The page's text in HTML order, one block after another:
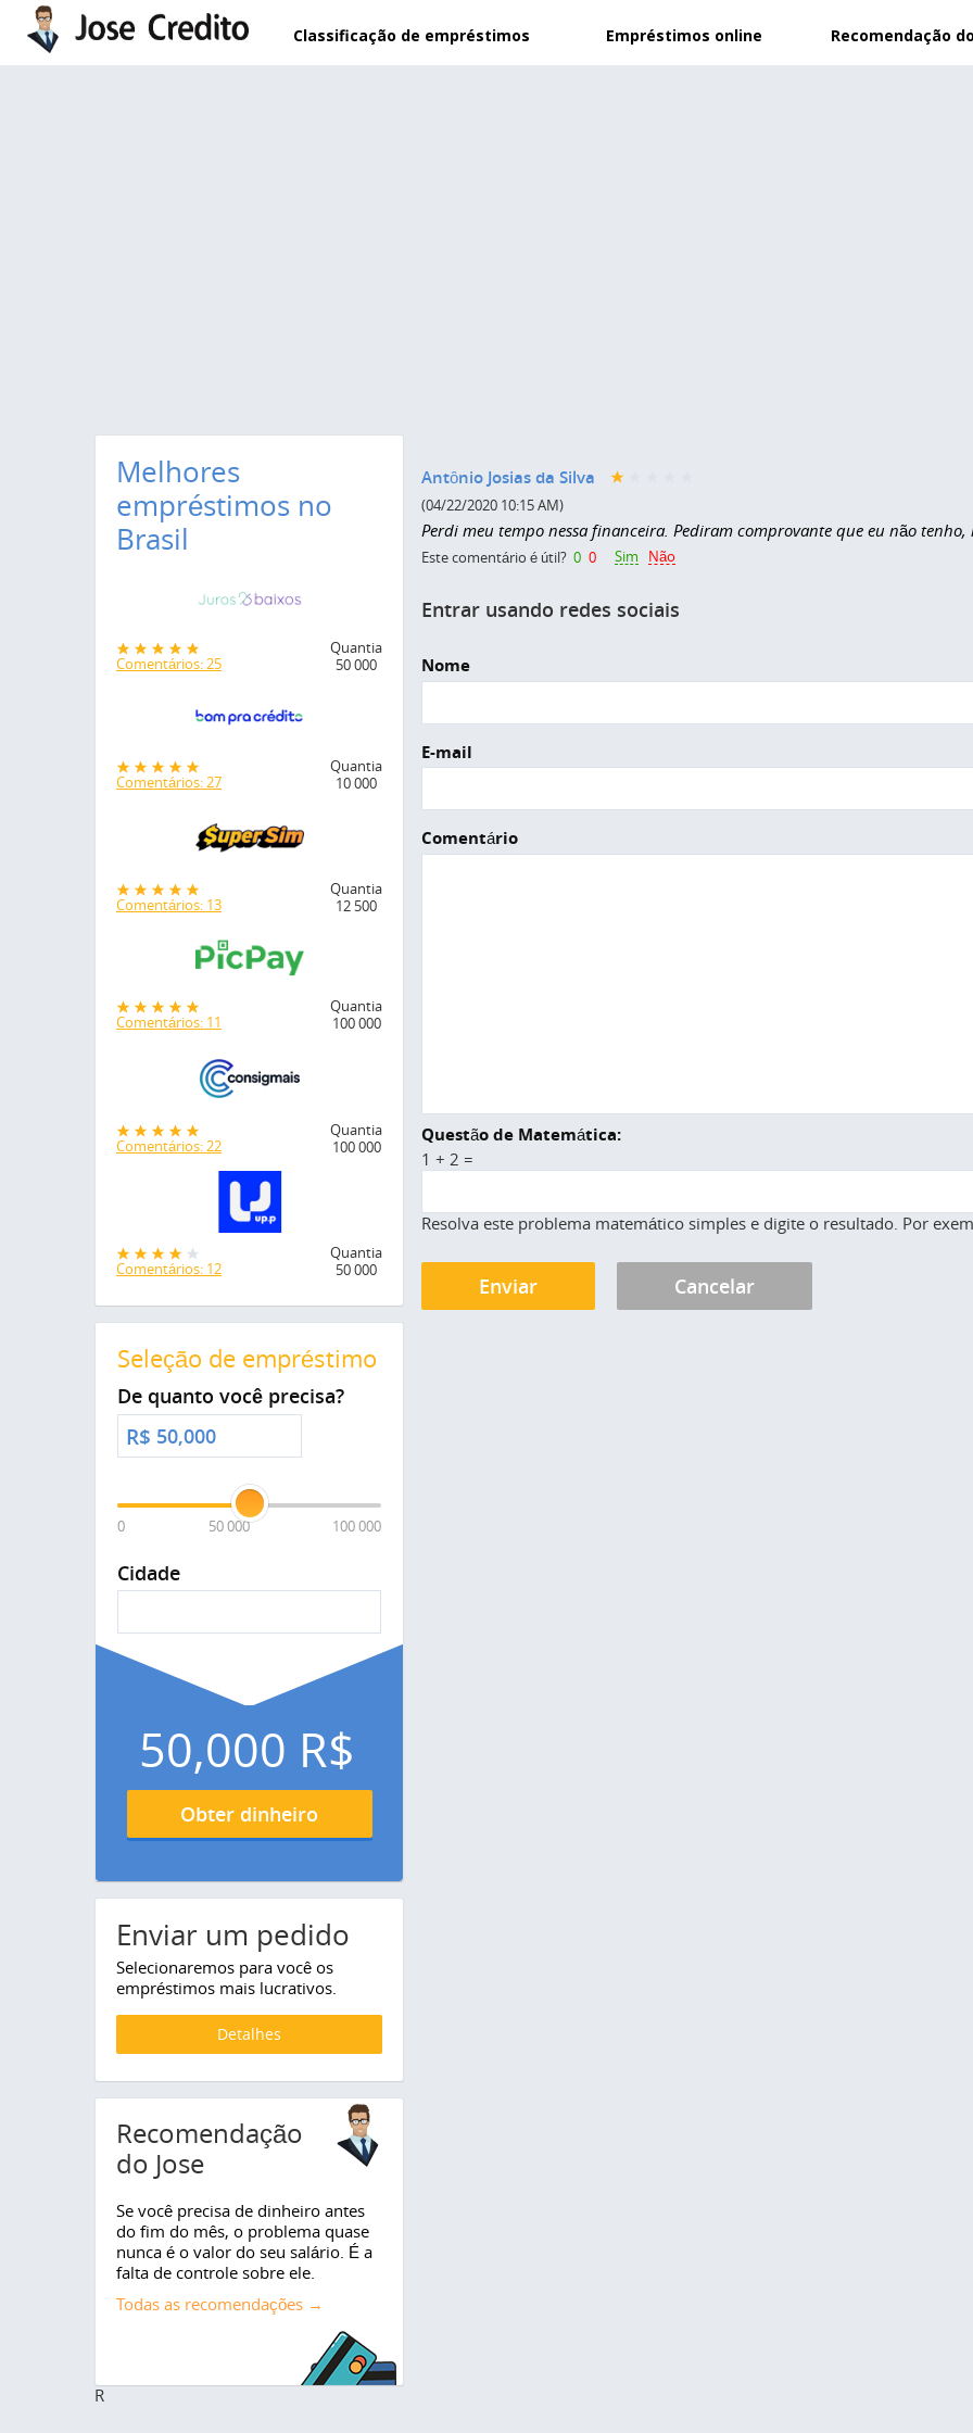
Pular para o conteúdo principal
Classificação de empréstimos Empréstimos online Recomendação
Antônio Josias da Silva
(04/22/2020 10:15 AM)
Perdi meu tempo nessa financeira. Pediram comprovante que eu não
Este comentário é útil? 0 0 Sim
Não
Entrar usando redes sociais
Nome
E-mail
Comentário
Questão de Matemática:
1 + 2 =
Resolva este problema matemático simples e digite o resultado. Por
Melhores
empréstimos no
Brasil
Comentários: 25
Quantia
50 000
Comentários: 27
Quantia
10 000
Comentários: 13
Quantia
12 500
Comentários: 11
Quantia
100 000
Comentários: 22
Quantia
100 000
Comentários: 12
Quantia
50 000
Seleção de empréstimo
De quanto você precisa?
R$
0 50 000 100 000
Cidade
50,000 R$
Obter dinheiro
Enviar um pedido
Selecionaremos para você os
empréstimos mais lucrativos.
Detalhes
Recomendação
do Jose
Se você precisa de dinheiro antes
do fim do mês, o problema quase
nunca é o valor do seu salário. É a
falta de controle sobre ele.
Todas as recomendações →
R